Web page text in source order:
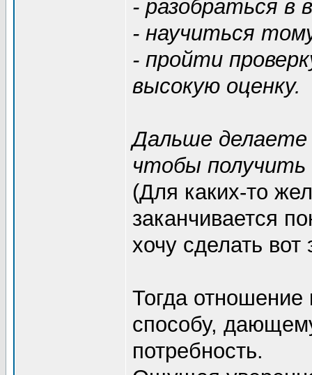
- разобраться в
- научиться
- пройти
высокую оценку.
Дальше
чтобы получить
(Для каких-то
заканчивается
хочу сделать
Тогда отношение
способу,
потребность.